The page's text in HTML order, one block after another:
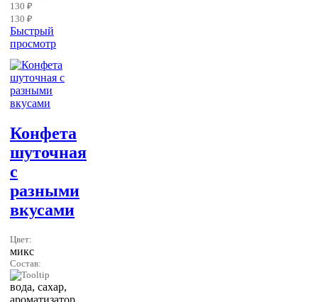
130 ₽
130 ₽
Быстрый
просмотр
Конфета
шуточная
с
разными
вкусами
Цвет:
микс
Состав:
вода, сахар,